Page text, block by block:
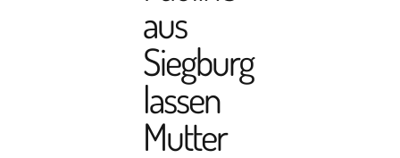
aus
Siegburg
lassen
Mutter